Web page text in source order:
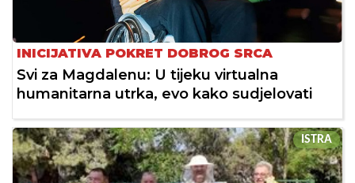
INICIJATIVA POKRET DOBROG SRCA
Svi za Magdalenu: U tijeku virtualna
humanitarna utrka, evo kako sudjelovati
ISTRA